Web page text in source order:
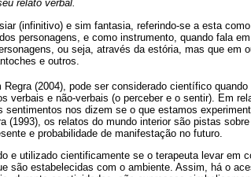
relato verbal.
(infinitivo) e sim fantasia, referindo-se a esta
personagens, e como instrumento, quando fala
ou seja, através da estória, mas que em
e outros.
Regra (2004), pode ser considerado científico
verbais e não-verbais (o perceber e o sentir). Em
nos dizem se o que estamos
(1993), os relatos do mundo interior são pistas
e probabilidade de manifestação no futuro.
e utilizado cientificamente se o terapeuta levar em
são estabelecidas com o ambiente. Assim, há o